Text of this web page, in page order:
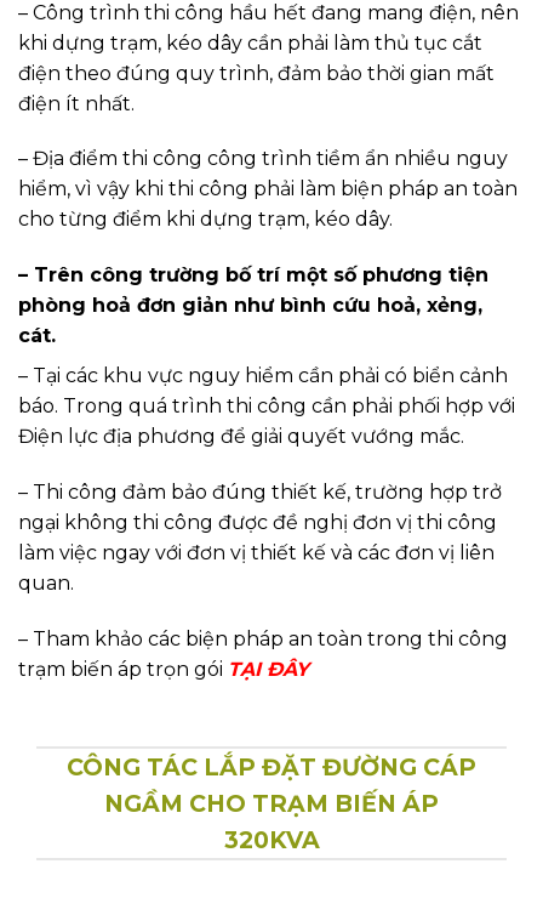
– Công trình thi công hầu hết đang mang điện, nên
khi dựng trạm, kéo dây cần phải làm thủ tục cắt
điện theo đúng quy trình, đảm bảo thời gian mất
điện ít nhất.
– Địa điểm thi công công trình tiềm ẩn nhiều nguy
hiểm, vì vậy khi thi công phải làm biện pháp an toàn
cho từng điểm khi dựng trạm, kéo dây.
– Trên công trường bố trí một số phương tiện
phòng hoả đơn giản như bình cứu hoả, xẻng,
cát.
– Tại các khu vực nguy hiểm cần phải có biển cảnh
báo. Trong quá trình thi công cần phải phối hợp với
Điện lực địa phương để giải quyết vướng mắc.
– Thi công đảm bảo đúng thiết kế, trường hợp trở
ngại không thi công được đề nghị đơn vị thi công
làm việc ngay với đơn vị thiết kế và các đơn vị liên
quan.
– Tham khảo các biện pháp an toàn trong thi công
trạm biến áp trọn gói TẠI ĐÂY
CÔNG TÁC LẮP ĐẶT ĐƯỜNG CÁP
NGẦM CHO TRẠM BIẾN ÁP
320KVA